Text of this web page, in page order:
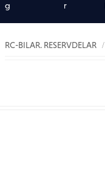
g
r
RC-BILAR. RESERVDELAR